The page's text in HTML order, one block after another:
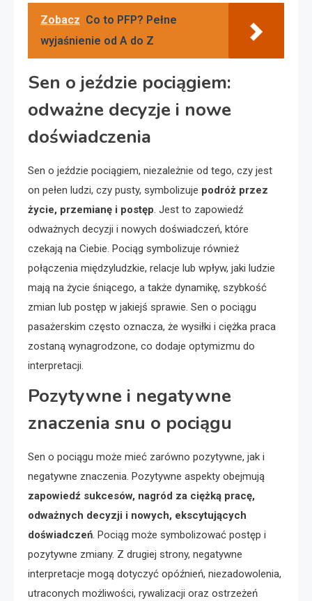
Zobacz Co to PFP? Pełne
wyjaśnienie od A do Z
Sen o jeździe pociągiem:
odważne decyzje i nowe
doświadczenia
Sen o jeździe pociągiem, niezależnie od tego, czy jest
on pełen ludzi, czy pusty, symbolizuje podróż przez
życie, przemianę i postęp. Jest to zapowiedź
odważnych decyzji i nowych doświadczeń, które
czekają na Ciebie. Pociąg symbolizuje również
połączenia międzyludzkie, relacje lub wpływ, jaki ludzie
mają na życie śniącego, a także dynamikę, szybkość
zmian lub postęp w jakiejś sprawie. Sen o pociągu
pasażerskim często oznacza, że wysiłki i ciężka praca
zostaną wynagrodzone, co dodaje optymizmu do
interpretacji.
Pozytywne i negatywne
znaczenia snu o pociągu
Sen o pociągu może mieć zarówno pozytywne, jak i
negatywne znaczenia. Pozytywne aspekty obejmują
zapowiedź sukcesów, nagród za ciężką pracę,
odważnych decyzji i nowych, ekscytujących
doświadczeń. Pociąg może symbolizować postęp i
pozytywne zmiany. Z drugiej strony, negatywne
interpretacje mogą dotyczyć opóźnień, niezadowolenia,
utraconych możliwości, rywalizacji oraz ostrzeżeń